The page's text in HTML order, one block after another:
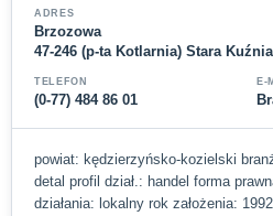
ADRES
Brzozowa
47-246 (p-ta Kotlarnia) Stara Kuźnia
TELEFON
(0-77) 484 86 01
E-
powiat: kędzierzyńsko-kozielski
detal profil dział.: handel forma
działania: lokalny rok założenia: